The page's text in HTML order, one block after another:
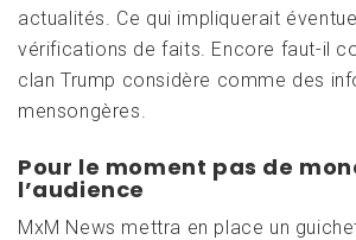
actualités. Ce qui impliquerait
vérifications de faits. Encore faut-il
clan Trump considère comme des
mensongères.
Pour le moment pas de
l’audience
MxM News mettra en place un